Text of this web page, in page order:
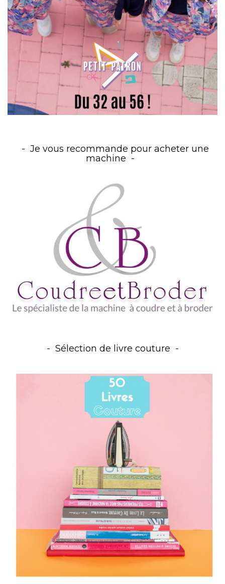
Je vous recommande pour acheter une
machine
Sélection de livre couture